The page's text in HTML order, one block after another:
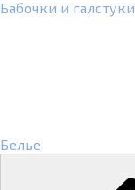
Бабочки и галстуки
Белье